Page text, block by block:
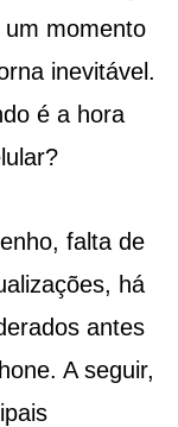
momento
inevitável.
é a hora
falta de
há
antes
A seguir,